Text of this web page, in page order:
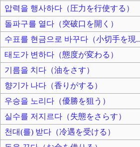
압력을 행사하다（圧力を行使する）
돌파구를 열다（突破口を開く）
수표를 현금으로 바꾸다（小切手を現..
태도가 변하다（態度が変わる）
기름을 치다（油をさす）
향기가 나다（香りがする）
우승을 노리다（優勝を狙う）
실수를 저지르다（失態をさらす）
천대(를) 받다（冷遇を受ける）